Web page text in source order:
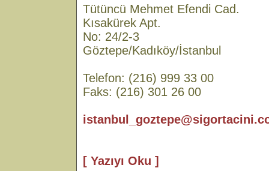
Tütüncü Mehmet Efendi Cad.
Kısakürek Apt.
No: 24/2-3
Göztepe/Kadıköy/İstanbul
Telefon: (216) 999 33 00
Faks: (216) 301 26 00
[ Yazıyı Oku ]